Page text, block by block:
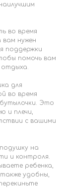
во время
вам нужен
поддержки
помочь вам
для
во время
бутылочки. Это
и плечи,
с вашими
на
и контроля.
ребенка,
удобны,